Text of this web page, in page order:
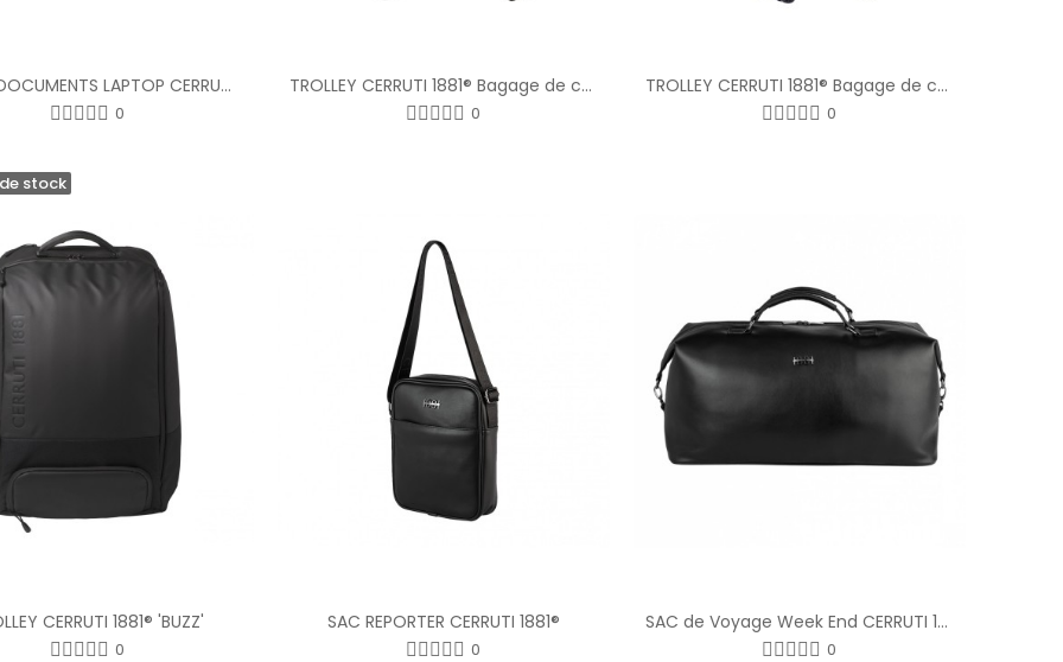
PORTE-DOCUMENTS LAPTOP CERRUTI 1881®
0
TROLLEY CERRUTI 1881® Bagage de cabine "Irving"
0
TROLLEY CERRUTI 1881® Bagage de cabine "Irving"
0
stock
CERRUTI 1881® 'BUZZ'
0
SAC REPORTER CERRUTI 1881®
0
SAC de Voyage Week End CERRUTI 1881®
0